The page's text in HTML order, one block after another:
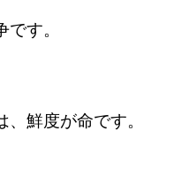
す。
鮮度が命です。